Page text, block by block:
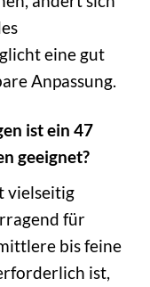
eine gut
Anpassung.
ist ein 47
geeignet?
vielseitig
für
bis feine
ist,